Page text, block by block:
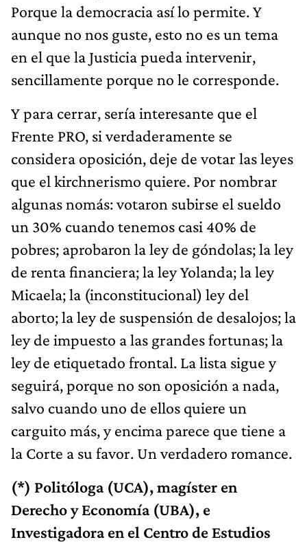
Porque la democracia así lo permite. Y
aunque no nos guste, esto no es un tema
en el que la Justicia pueda intervenir,
sencillamente porque no le corresponde.
Y para cerrar, sería interesante que el
Frente PRO, si verdaderamente se
considera oposición, deje de votar las leyes
que el kirchnerismo quiere. Por nombrar
algunas nomás: votaron subirse el sueldo
un 30% cuando tenemos casi 40% de
pobres; aprobaron la ley de góndolas; la ley
de renta financiera; la ley Yolanda; la ley
Micaela; la (inconstitucional) ley del
aborto; la ley de suspensión de desalojos; la
ley de impuesto a las grandes fortunas; la
ley de etiquetado frontal. La lista sigue y
seguirá, porque no son oposición a nada,
salvo cuando uno de ellos quiere un
carguito más, y encima parece que tiene a
la Corte a su favor. Un verdadero romance.
(*) Politóloga (UCA), magíster en
Derecho y Economía (UBA), e
Investigadora en el Centro de Estudios